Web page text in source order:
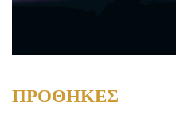
ΠΡΟΘΗΚΕΣ